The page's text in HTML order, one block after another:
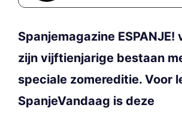
Spanjemagazine
zijn vijftienjarige bestaan
speciale zomereditie. Voor
SpanjeVandaag is deze